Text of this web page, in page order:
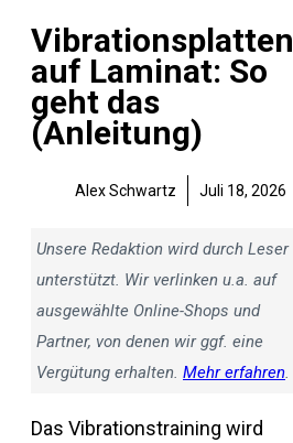
Vibrationsplatten
auf Laminat: So
geht das
(Anleitung)
Alex Schwartz Juli 18, 2026
Unsere Redaktion wird durch Leser
unterstützt. Wir verlinken u.a. auf
ausgewählte Online-Shops und
Partner, von denen wir ggf. eine
Vergütung erhalten. Mehr erfahren.
Das Vibrationstraining wird